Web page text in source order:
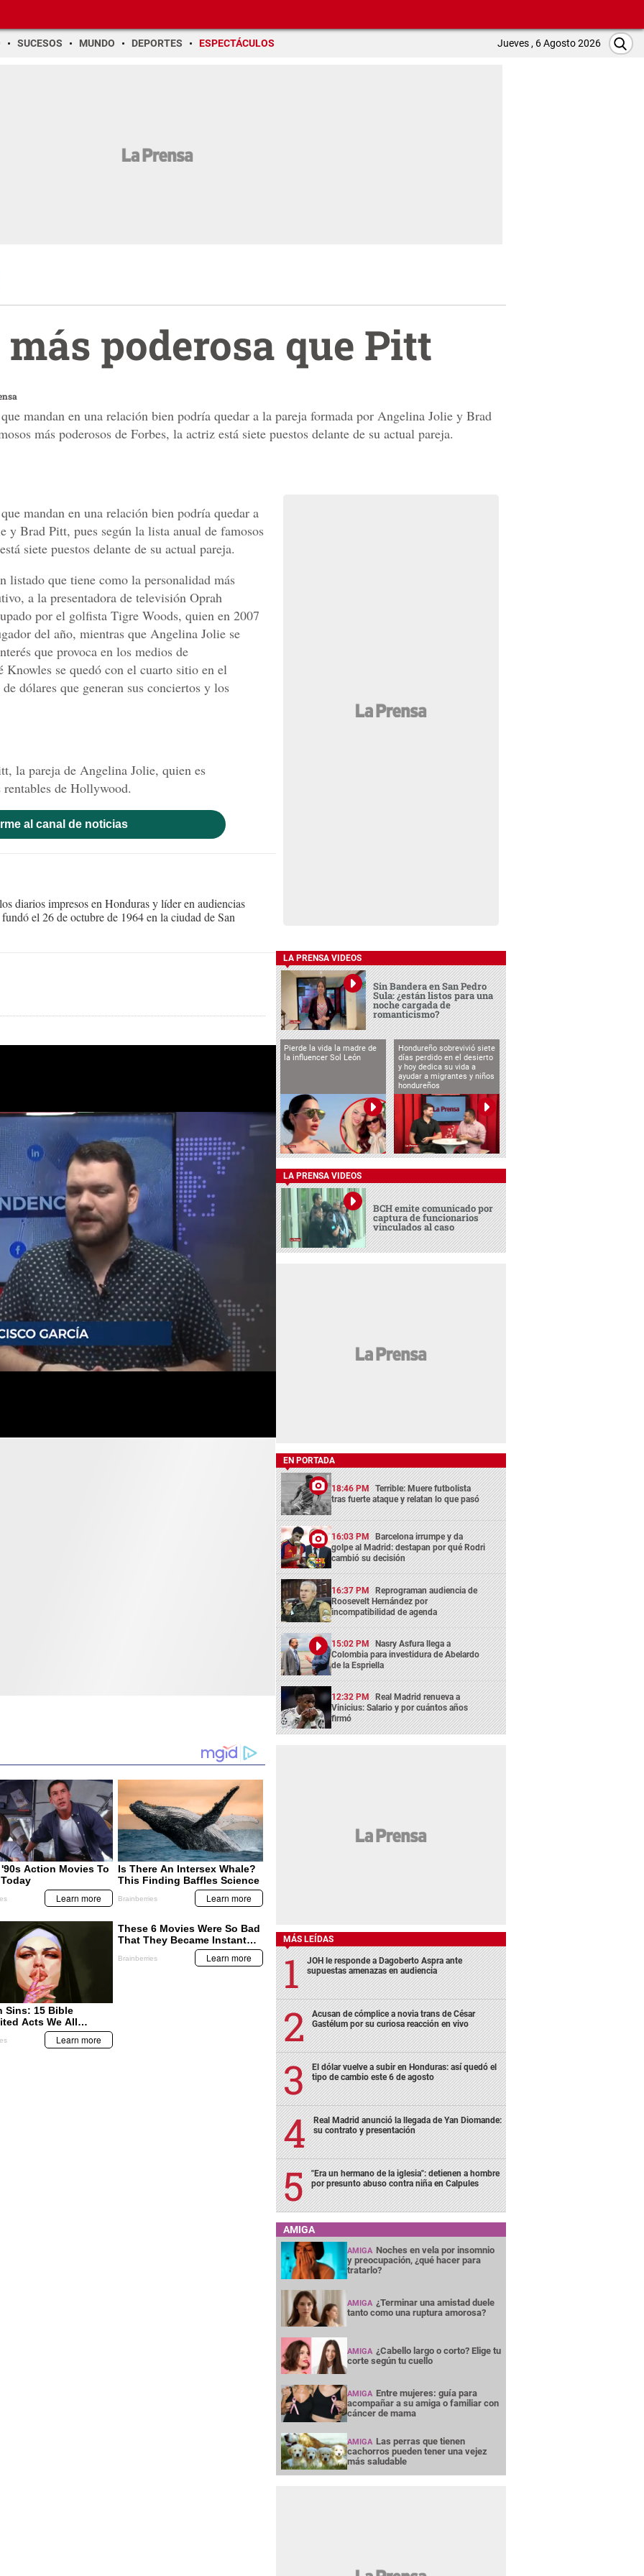
SUCESOS MUNDO DEPORTES ESPECTÁCULOS Jueves , 6 Agosto 2026
poderosa que Pitt
mandan en una relación bien podría quedar a la pareja formada por Angelina Jolie y Brad
más poderosos de Forbes, la actriz está siete puestos delante de su actual pareja.
mandan en una relación bien podría quedar a
y Brad Pitt, pues según la lista anual de famosos
siete puestos delante de su actual pareja.
listado que tiene como la personalidad más
a la presentadora de televisión Oprah
por el golfista Tigre Woods, quien en 2007
del año, mientras que Angelina Jolie se
que provoca en los medios de
Knowles se quedó con el cuarto sitio en el
dólares que generan sus conciertos y los
la pareja de Angelina Jolie, quien es
rentables de Hollywood.
al canal de noticias
diarios impresos en Honduras y líder en audiencias
el 26 de octubre de 1964 en la ciudad de San
LA PRENSA VIDEOS
Sin Bandera en San Pedro
Sula: ¿están listos para una
noche cargada de
romanticismo?
Pierde la vida la madre de
la influencer Sol León
Hondureño sobrevivió siete
días perdido en el desierto
y hoy dedica su vida a
ayudar a migrantes y niños
hondureños
LA PRENSA VIDEOS
BCH emite comunicado por
captura de funcionarios
vinculados al caso
EN PORTADA
18:46 PM Terrible: Muere futbolista
tras fuerte ataque y relatan lo que pasó
16:03 PM Barcelona irrumpe y da
golpe al Madrid: destapan por qué Rodri
cambió su decisión
16:37 PM Reprograman audiencia de
Roosevelt Hernández por
incompatibilidad de agenda
15:02 PM Nasry Asfura llega a
Colombia para investidura de Abelardo
de la Espriella
12:32 PM Real Madrid renueva a
Vinicius: Salario y por cuántos años
firmó
MÁS LEÍDAS
JOH le responde a Dagoberto Aspra ante
supuestas amenazas en audiencia
Acusan de cómplice a novia trans de César
Gastélum por su curiosa reacción en vivo
El dólar vuelve a subir en Honduras: así quedó el
tipo de cambio este 6 de agosto
Real Madrid anunció la llegada de Yan Diomande:
su contrato y presentación
"Era un hermano de la iglesia": detienen a hombre
por presunto abuso contra niña en Calpules
AMIGA
AMIGA Noches en vela por insomnio
y preocupación, ¿qué hacer para
tratarlo?
AMIGA ¿Terminar una amistad duele
tanto como una ruptura amorosa?
AMIGA ¿Cabello largo o corto? Elige tu
corte según tu cuello
AMIGA Entre mujeres: guía para
acompañar a su amiga o familiar con
cáncer de mama
AMIGA Las perras que tienen
cachorros pueden tener una vejez
más saludable